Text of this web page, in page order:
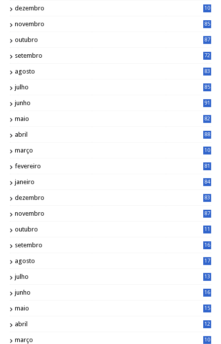
dezembro
10
novembro 85
outubro 87
setembro 72
agosto 83
julho 85
junho 91
maio 82
abril 88
março
10
fevereiro 81
janeiro 84
dezembro 83
novembro 87
outubro
11
setembro
16
agosto
17
julho
13
junho
16
maio
15
abril
12
março
10